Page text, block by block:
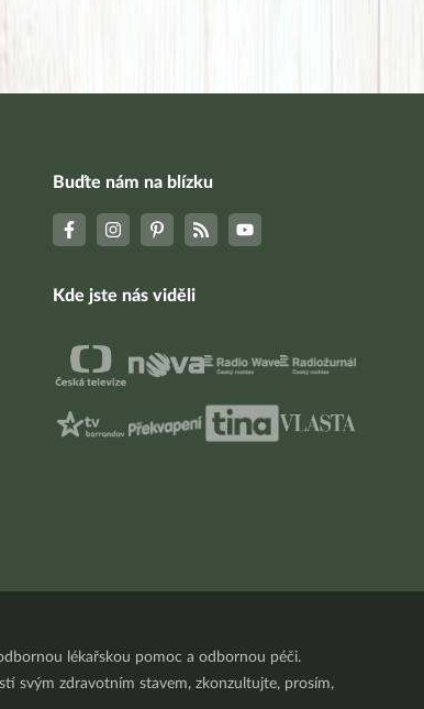
Buďte nám na blízku
Kde jste nás viděli
lékařskou pomoc a odbornou péči.
svým zdravotním stavem, zkonzultujte, prosím,